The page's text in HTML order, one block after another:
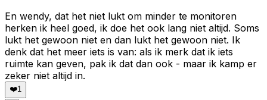
En wendy, dat het niet lukt om minder te monitoren
herken ik heel goed, ik doe het ook lang niet altijd. Soms
lukt het gewoon niet en dan lukt het gewoon niet. Ik
denk dat het meer iets is van: als ik merk dat ik iets
ruimte kan geven, pak ik dat dan ook - maar ik kamp er
zeker niet altijd in.
❤️1